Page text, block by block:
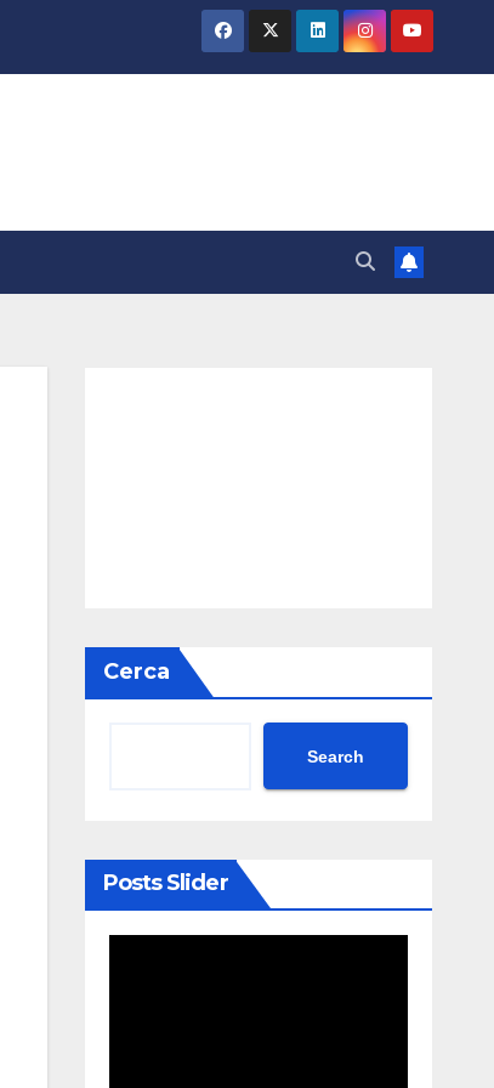
Cerca
Search
Posts Slider